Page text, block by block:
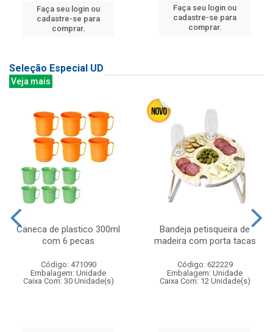
Faça seu login ou
cadastre-se para
comprar.
Faça seu login ou
cadastre-se para
comprar.
Seleção Especial UD
Veja mais
Caneca de plastico 300ml
com 6 pecas
Código: 471090
Embalagem: Unidade
Caixa Com: 30 Unidade(s)
Bandeja petisqueira de
madeira com porta tacas
Código: 622229
Embalagem: Unidade
Caixa Com: 12 Unidade(s)